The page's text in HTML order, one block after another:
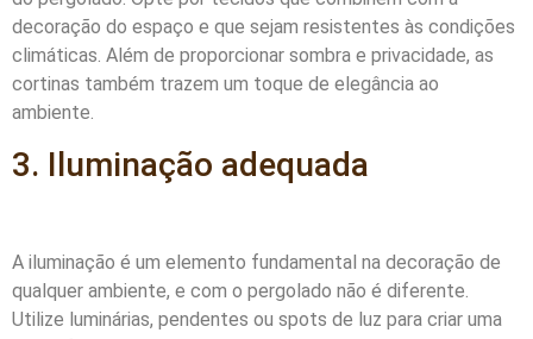
decoração do espaço e que sejam resistentes às condições
climáticas. Além de proporcionar sombra e privacidade, as
cortinas também trazem um toque de elegância ao
ambiente.
3. Iluminação adequada
A iluminação é um elemento fundamental na decoração de
qualquer ambiente, e com o pergolado não é diferente.
Utilize luminárias, pendentes ou spots de luz para criar uma